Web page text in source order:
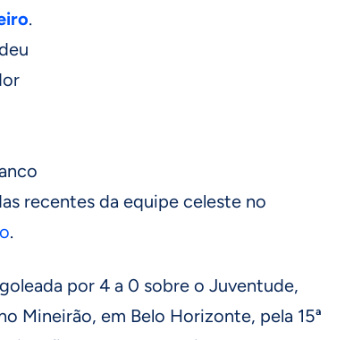
.
recentes da equipe celeste no
.
por 4 a 0 sobre o Juventude,
Mineirão, em Belo Horizonte, pela 15ª